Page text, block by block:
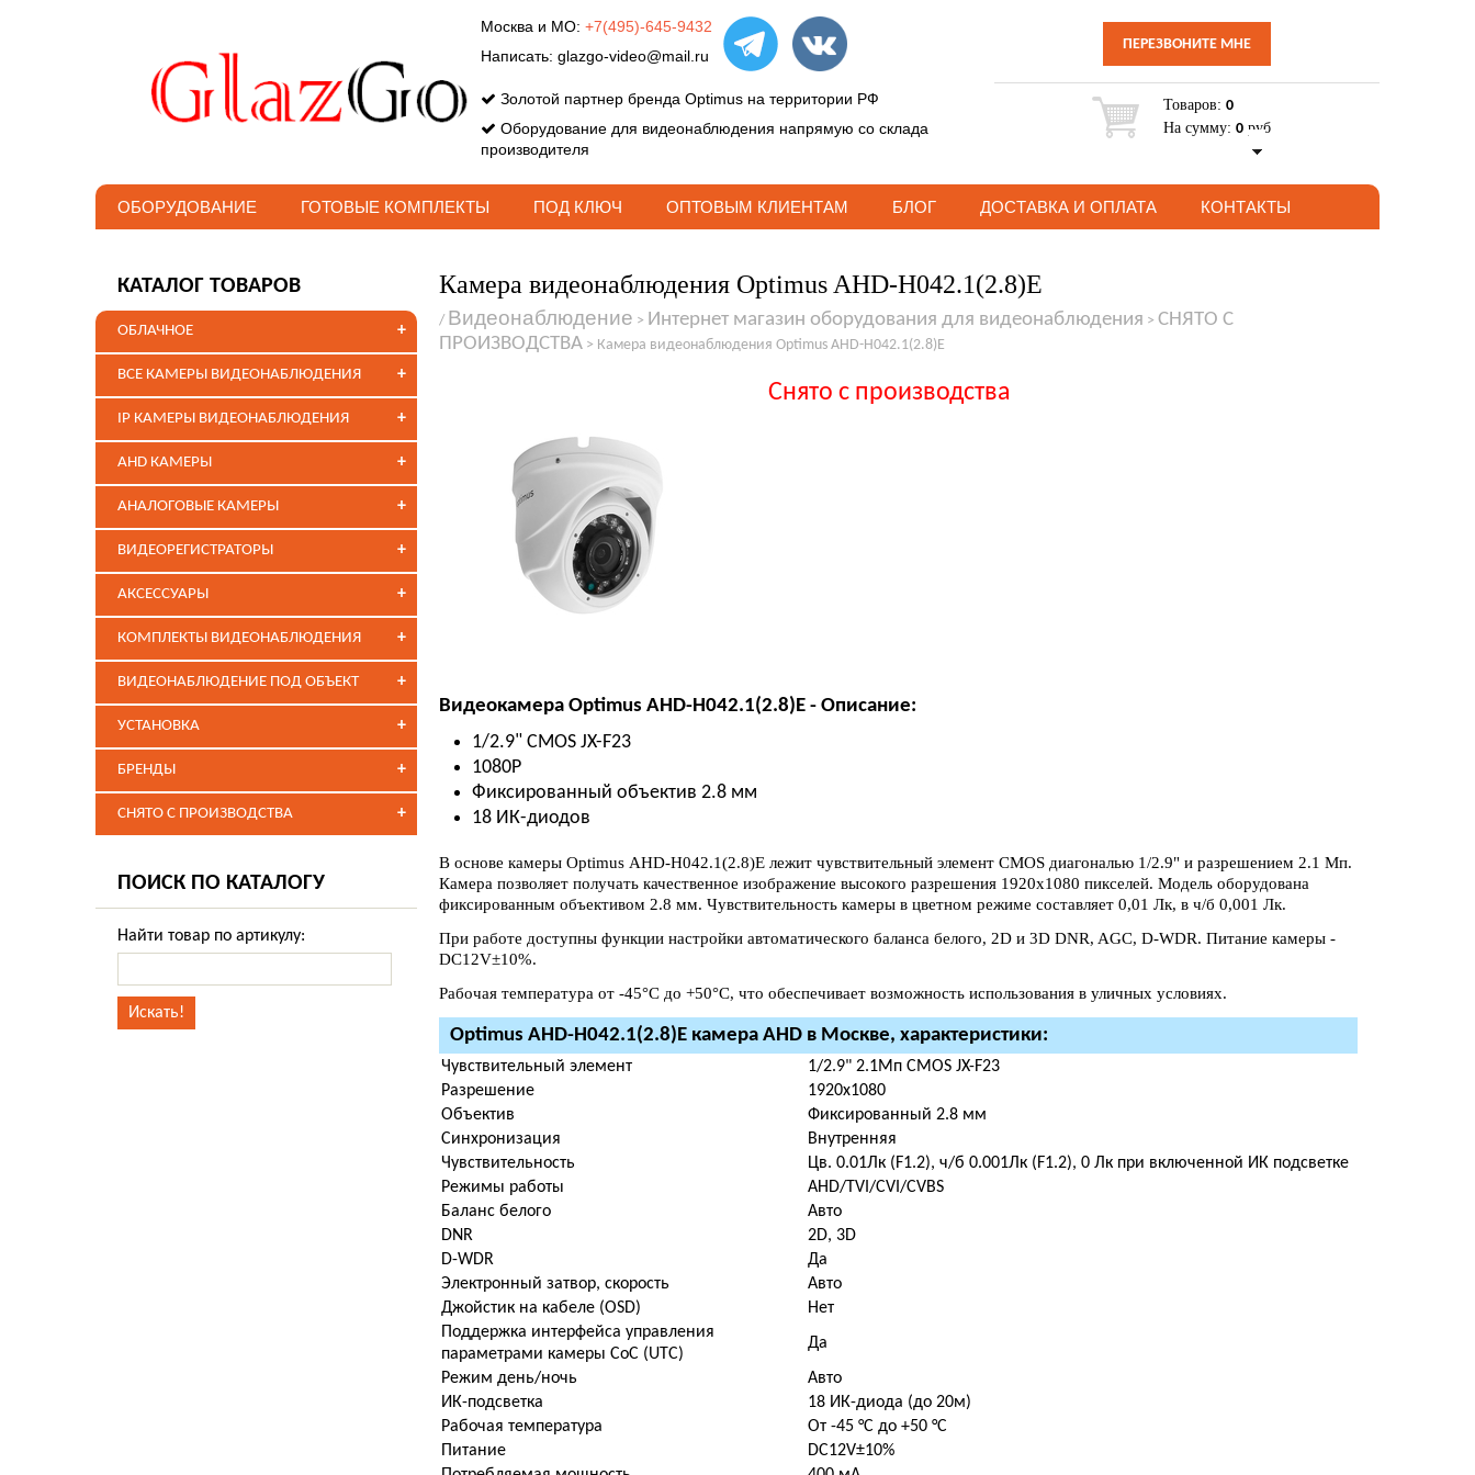
Москва и МО: +7(495)-645-9432
Написать: glazgo-video@mail.ru
Золотой партнер бренда Optimus на территории РФ
Оборудование для видеонаблюдения напрямую со склада
производителя
ПЕРЕЗВОНИТЕ МНЕ
Товаров: 0
На сумму: 0 руб
ОБОРУДОВАНИЕ ГОТОВЫЕ КОМПЛЕКТЫ ПОД КЛЮЧ ОПТОВЫМ КЛИЕНТАМ БЛОГ ДОСТАВКА И ОПЛАТА КОНТАКТЫ
Камера видеонаблюдения Optimus AHD-H042.1(2.8)E
/ Видеонаблюдение > Интернет магазин оборудования для видеонаблюдения > СНЯТО С
ПРОИЗВОДСТВА> Камера видеонаблюдения Optimus AHD-H042.1(2.8)E
Снято с производства
Видеокамера Optimus AHD-H042.1(2.8)E - Описание:
1/2.9" CMOS JX-F23
1080P
Фиксированный объектив 2.8 мм
18 ИК-диодов
В основе камеры Optimus AHD-H042.1(2.8)E лежит чувствительный элемент CMOS диагональю 1/2.9" и разрешением 2.1 Мп.
Камера позволяет получать качественное изображение высокого разрешения 1920х1080 пикселей. Модель оборудована
фиксированным объективом 2.8 мм. Чувствительность камеры в цветном режиме составляет 0,01 Лк, в ч/б 0,001 Лк.
При работе доступны функции настройки автоматического баланса белого, 2D и 3D DNR, AGC, D-WDR. Питание камеры -
DC12V±10%.
Рабочая температура от -45°С до +50°С, что обеспечивает возможность использования в уличных условиях.
Optimus AHD-H042.1(2.8)E камера AHD в Москве, характеристики:
Чувствительный элемент
1/2.9" 2.1Мп CMOS JX-F23
Разрешение
1920х1080
Объектив
Фиксированный 2.8 мм
Синхронизация
Внутренняя
Чувствительность
Цв. 0.01Лк (F1.2), ч/б 0.001Лк (F1.2), 0 Лк при включенной ИК подсветке
Режимы работы
AHD/TVI/CVI/CVBS
Баланс белого
Авто
DNR
2D, 3D
D-WDR
Да
Электронный затвор, скорость
Авто
Джойстик на кабеле (OSD)
Нет
Поддержка интерфейса управления
параметрами камеры CoC (UTC)
Да
Режим день/ночь
Авто
ИК-подсветка
18 ИК-диода (до 20м)
Рабочая температура
От -45 °С до +50 °С
Питание
DC12V±10%
КАТАЛОГ ТОВАРОВ
+
ОБЛАЧНОЕ
+
ВСЕ КАМЕРЫ ВИДЕОНАБЛЮДЕНИЯ
+
IP КАМЕРЫ ВИДЕОНАБЛЮДЕНИЯ
+
AHD КАМЕРЫ
+
АНАЛОГОВЫЕ КАМЕРЫ
+
ВИДЕОРЕГИСТРАТОРЫ
+
АКСЕССУАРЫ
+
КОМПЛЕКТЫ ВИДЕОНАБЛЮДЕНИЯ
+
ВИДЕОНАБЛЮДЕНИЕ ПОД ОБЪЕКТ
+
УСТАНОВКА
+
БРЕНДЫ
+
СНЯТО С ПРОИЗВОДСТВА
ПОИСК ПО КАТАЛОГУ
Найти товар по артикулу: